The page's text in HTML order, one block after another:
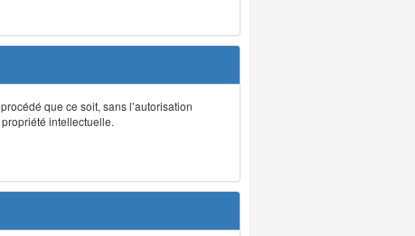
que ce soit, sans l’autorisation
intellectuelle.